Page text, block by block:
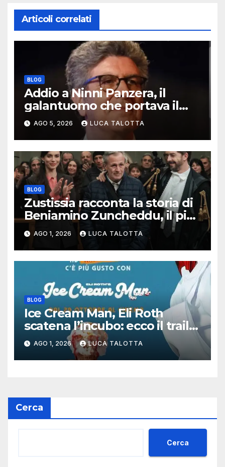
Articoli correlati
BLOG
Addio a Ninni Panzera, il
galantuomo che portava il
cinema dove non c’era
AGO 5, 2026 LUCA TALOTTA
BLOG
Zustissia racconta la storia di
Beniamino Zuncheddu, il più
lungo errore giudiziario della
storia italiana
AGO 1, 2026 LUCA TALOTTA
BLOG
Ice Cream Man, Eli Roth
scatena l’incubo: ecco il trailer
italiano dell’horror più
estremo di Halloween 2026
AGO 1, 2026 LUCA TALOTTA
Cerca
Cerca